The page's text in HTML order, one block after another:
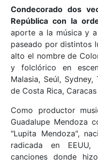
Condecorado dos
República con la
aporte a la música y
paseado por distintos
alto el nombre de
y folclórico en
Malasia, Seúl,
de Costa Rica,
Como productor
Guadalupe Mendoza
"Lupita Mendoza",
radicada en
canciones donde